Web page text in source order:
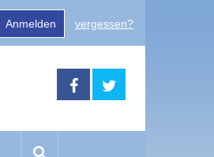
Anmelden vergessen?